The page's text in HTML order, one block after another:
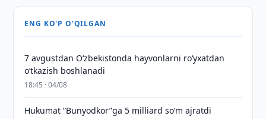
ENG KO'P O'QILGAN
7 avgustdan O‘zbekistonda hayvonlarni ro‘yxatdan
o‘tkazish boshlanadi
18:45 · 04/08
Hukumat “Bunyodkor”ga 5 milliard so‘m ajratdi